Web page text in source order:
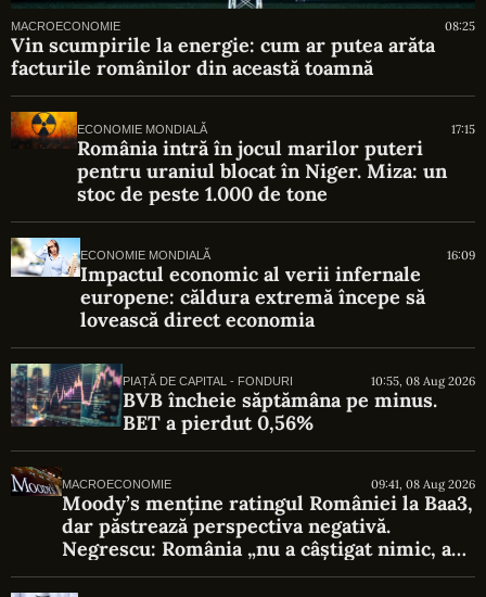
MACROECONOMIE 08:25
Vin scumpirile la energie: cum ar putea arăta
facturile românilor din această toamnă
ECONOMIE MONDIALĂ 17:15
România intră în jocul marilor puteri
pentru uraniul blocat în Niger. Miza: un
stoc de peste 1.000 de tone
ECONOMIE MONDIALĂ 16:09
Impactul economic al verii infernale
europene: căldura extremă începe să
lovească direct economia
PIAȚĂ DE CAPITAL - FONDURI 10:55, 08 Aug 2026
BVB încheie săptămâna pe minus.
BET a pierdut 0,56%
MACROECONOMIE 09:41, 08 Aug 2026
Moody’s menține ratingul României la Baa3,
dar păstrează perspectiva negativă.
Negrescu: România „nu a câștigat nimic, a
evitat o pierdere”